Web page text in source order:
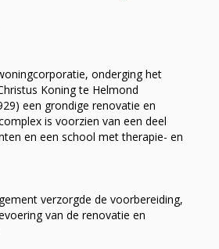
onderging het
Koning te Helmond
een grondige renovatie en
is voorzien van een deel
en een school met therapie- en
verzorgde de voorbereiding,
van de renovatie en